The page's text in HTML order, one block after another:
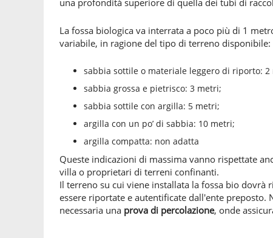
una profondità superiore di quella dei tubi di
La fossa biologica va interrata a poco più di 1
variabile, in ragione del tipo di terreno disponibile:
sabbia sottile o materiale leggero di riporto: 2
sabbia grossa e pietrisco: 3 metri;
sabbia sottile con argilla: 5 metri;
argilla con un po’ di sabbia: 10 metri;
argilla compatta: non adatta
Queste indicazioni di massima vanno rispettate
villa o proprietari di terreni confinanti.
Il terreno su cui viene installata la fossa bio dovrà
essere riportate e autentificate dall'ente preposto.
necessaria una prova di percolazione, onde